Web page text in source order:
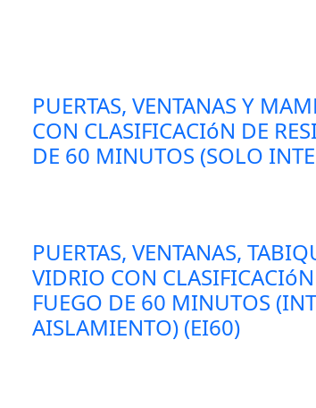
PUERTAS, VENTANAS Y
CON CLASIFICACIóN DE
DE 60 MINUTOS (SOLO
PUERTAS, VENTANAS,
VIDRIO CON
FUEGO DE 60 MINUTOS
AISLAMIENTO) (EI60)